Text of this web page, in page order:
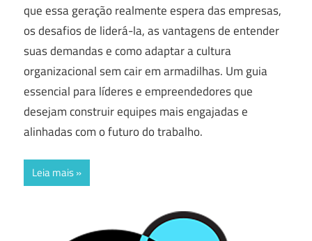
que essa geração realmente espera das empresas,
os desafios de liderá-la, as vantagens de entender
suas demandas e como adaptar a cultura
organizacional sem cair em armadilhas. Um guia
essencial para líderes e empreendedores que
desejam construir equipes mais engajadas e
alinhadas com o futuro do trabalho.
Leia mais